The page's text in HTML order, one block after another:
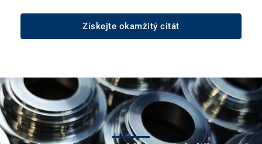
Získejte okamžitý citát